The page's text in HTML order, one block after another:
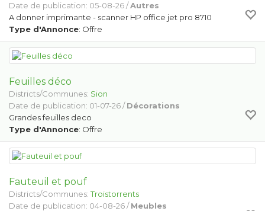
Date de publication: 05-08-26 /Autres
A donner imprimante - scanner HP office jet pro 8710
Type d'Annonce: Offre
Feuilles déco
Districts/Communes: Sion
Date de publication: 01-07-26 /Décorations
Grandes feuilles deco
Type d'Annonce: Offre
Fauteuil et pouf
Districts/Communes:Troistorrents
Date de publication: 04-08-26 /Meubles